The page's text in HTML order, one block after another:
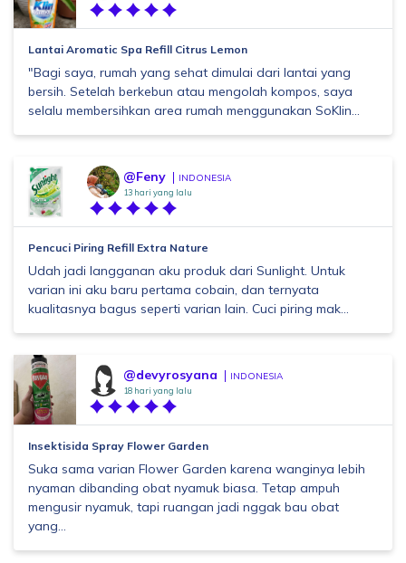
Lantai Aromatic Spa Refill Citrus Lemon
"Bagi saya, rumah yang sehat dimulai dari lantai yang
bersih. Setelah berkebun atau mengolah kompos, saya
selalu membersihkan area rumah menggunakan SoKlin...
@Feny INDONESIA
13 hari yang lalu
Pencuci Piring Refill Extra Nature
Udah jadi langganan aku produk dari Sunlight. Untuk
varian ini aku baru pertama cobain, dan ternyata
kualitasnya bagus seperti varian lain. Cuci piring mak...
@devyrosyana INDONESIA
18 hari yang lalu
Insektisida Spray Flower Garden
Suka sama varian Flower Garden karena wanginya lebih
nyaman dibanding obat nyamuk biasa. Tetap ampuh
mengusir nyamuk, tapi ruangan jadi nggak bau obat
yang...